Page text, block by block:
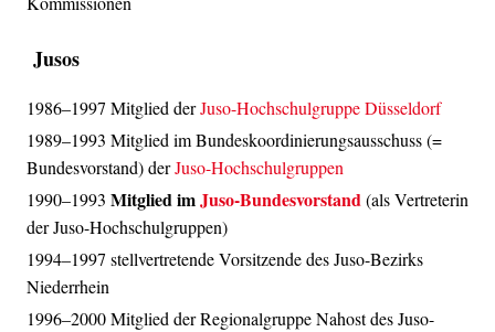
Jusos
1986–1997 Mitglied derJuso-Hochschulgruppe Düsseldorf
1989–1993 Mitglied im Bundeskoordinierungsausschuss (=
Bundesvorstand) derJuso-Hochschulgruppen
1990–1993 Mitglied imJuso-Bundesvorstand(als Vertreterin
der Juso-Hochschulgruppen)
1994–1997 stellvertretende Vorsitzende des Juso-Bezirks
Niederrhein
1996–2000 Mitglied der Regionalgruppe Nahost des Juso-